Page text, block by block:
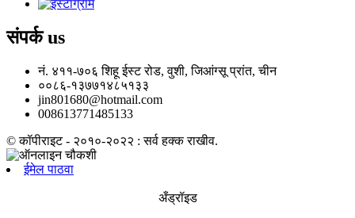
संपर्कus
नं. ४११-७०६ शिहू ईस्ट रोड, वुशी, जिआंग्सू प्रांत, चीन
००८६-१३७७१४८५१३३
jin801680@hotmail.com
008613771485133
© कॉपीराइट - २०१०-२०२२ : सर्व हक्क राखीव.
ईमेल पाठवा
अँड्रॉइड